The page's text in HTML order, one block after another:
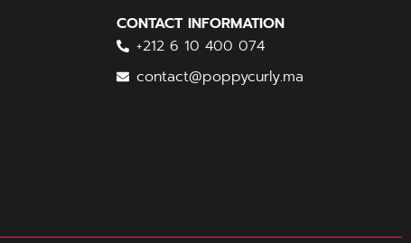
CONTACT INFORMATION
+212 6 10 400 074
contact@poppycurly.ma